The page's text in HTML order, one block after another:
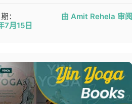
：
7月15日
由 Amit Rehela 审阅